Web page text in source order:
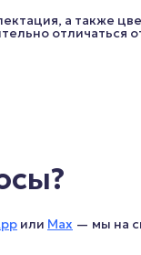
а также
или Max — мы на